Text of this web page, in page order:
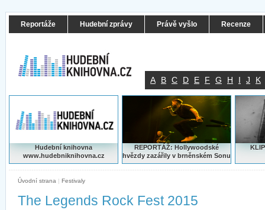
Reportáže Hudební zprávy Právě vyšlo Recenze
A B C D E F G H I J K
Hudební knihovna
www.hudebniknihovna.cz
REPORTÁŽ: Hollywoodské
hvězdy zazářily v brněnském Sonu
Úvodní strana | Festivaly
The Legends Rock Fest 2015